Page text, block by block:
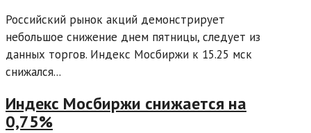
Российский рынок акций демонстрирует
небольшое снижение днем пятницы, следует из
данных торгов. Индекс Мосбиржи к 15.25 мск
снижался...
Индекс Мосбиржи снижается на
0,75%